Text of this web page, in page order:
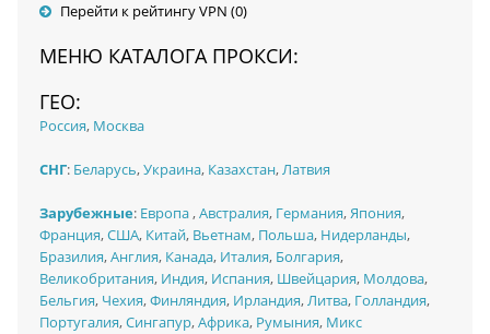
Перейти к рейтингу VPN (0)
МЕНЮ КАТАЛОГА ПРОКСИ:
ГЕО:
Россия, Москва
СНГ: Беларусь,Украина, Казахстан,Латвия
Зарубежные: Европа,Австралия, Германия,Япония,
Франция,США, Китай, Вьетнам, Польша, Нидерланды,
Бразилия,Англия, Канада, Италия, Болгария,
Великобритания, Индия, Испания, Швейцария, Молдова,
Бельгия, Чехия,Финляндия, Ирландия,Литва, Голландия,
Португалия,Сингапур,Африка, Румыния, Микс